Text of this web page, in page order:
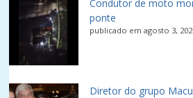
Condutor de moto
ponte
publicado em agosto 3,
Diretor do grupo